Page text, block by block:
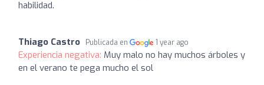
habilidad.
Thiago Castro Publicada en 1 year ago
Experiencia negativa: Muy malo no hay muchos árboles y
en el verano te pega mucho el sol